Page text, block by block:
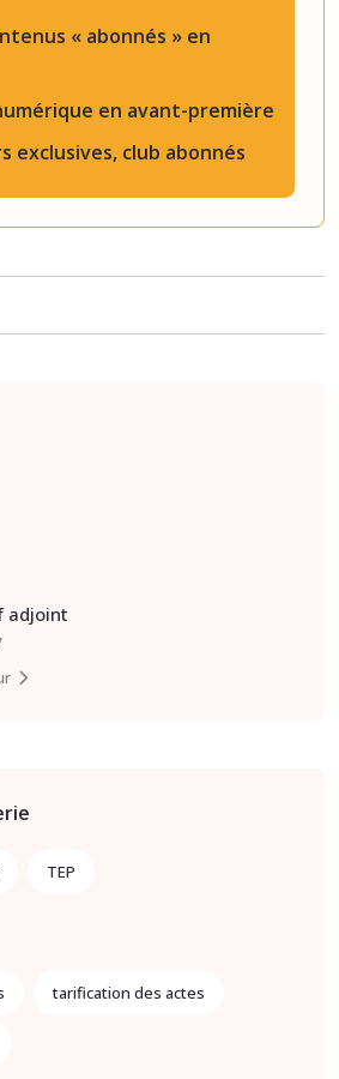
« abonnés » en
en avant-première
exclusives, club abonnés
adjoint
TEP
tarification des actes